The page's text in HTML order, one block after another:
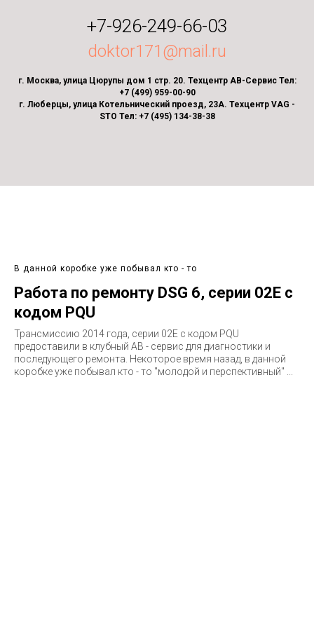
+7-926-249-66-03
doktor171@mail.ru
г. Москва, улица Цюрупы дом 1 стр. 20. Техцентр АВ-Сервис Тел:
+7 (499) 959-00-90
г. Люберцы, улица Котельнический проезд, 23А. Техцентр VAG -
STO Тел: +7 (495) 134-38-38
В данной коробке уже побывал кто - то
Работа по ремонту DSG 6, серии 02E с
кодом PQU
Трансмиссию 2014 года, серии 02E c кодом PQU
предоставили в клубный АВ - сервис для диагностики и
последующего ремонта. Некоторое время назад, в данной
коробке уже побывал кто - то "молодой и перспективный" ...